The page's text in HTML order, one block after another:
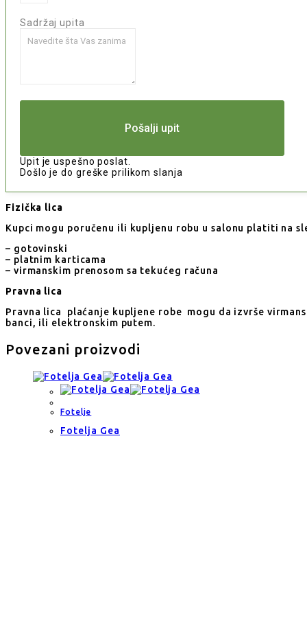
Sadržaj upita
Pošalji upit
Upit je uspešno poslat.
Došlo je do greške prilikom slanja
Fizička lica
Kupci mogu poručenu ili kupljenu robu u salonu platiti na
– gotovinski
– platnim karticama
– virmanskim prenosom sa tekućeg računa
Pravna lica
Pravna lica plaćanje kupljene robe mogu da izvrše
banci, ili elektronskim putem.
Povezani proizvodi
Fotelje
Fotelja Gea